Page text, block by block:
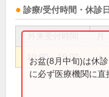
診療/受付時間・休診日
10:00～19:00 ●
お盆(8月中旬)は休
に必ず医療機関に直